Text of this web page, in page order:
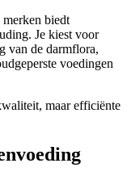
biedt
Je kiest voor
van de darmflora,
voedingen
maar efficiënte